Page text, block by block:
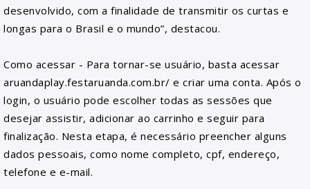
desenvolvido, com a finalidade de transmitir os curtas e
longas para o Brasil e o mundo”, destacou.
Como acessar - Para tornar-se usuário, basta acessar
aruandaplay.festaruanda.com.br/ e criar uma conta. Após o
login, o usuário pode escolher todas as sessões que
desejar assistir, adicionar ao carrinho e seguir para
finalização. Nesta etapa, é necessário preencher alguns
dados pessoais, como nome completo, cpf, endereço,
telefone e e-mail.